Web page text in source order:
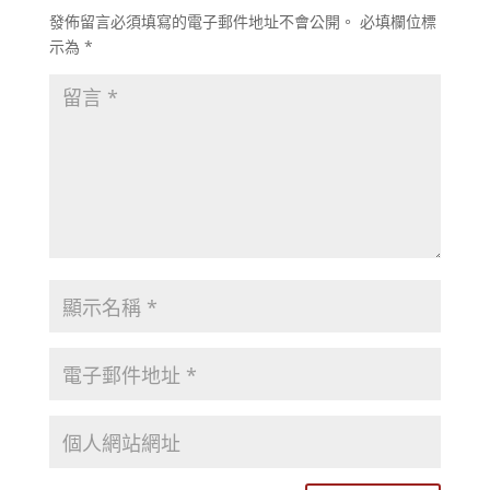
發佈留言必須填寫的電子郵件地址不會公開。 必填欄位標
示為 *